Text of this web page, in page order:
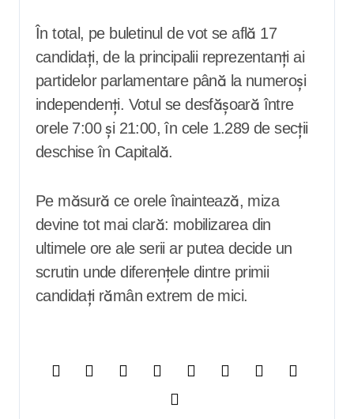
În total, pe buletinul de vot se află 17
candidați, de la principalii reprezentanți ai
partidelor parlamentare până la numeroși
independenți. Votul se desfășoară între
orele 7:00 și 21:00, în cele 1.289 de secții
deschise în Capitală.
Pe măsură ce orele înaintează, miza
devine tot mai clară: mobilizarea din
ultimele ore ale serii ar putea decide un
scrutin unde diferențele dintre primii
candidați rămân extrem de mici.